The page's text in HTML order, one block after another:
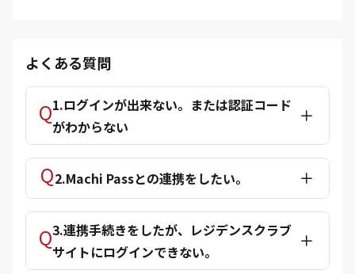
よくある質問
1.ログインが出来ない。または認証コード
がわからない
2.Machi Passとの連携をしたい。
3.連携手続きをしたが、レジデンスクラブ
サイトにログインできない。